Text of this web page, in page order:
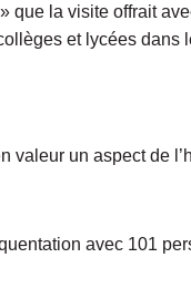
que la visite offrait
et lycées
valeur un aspect de
avec 101